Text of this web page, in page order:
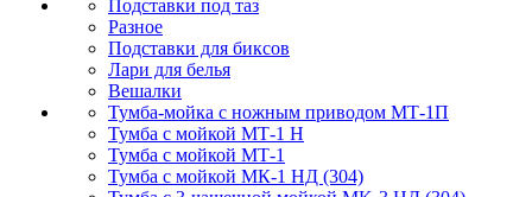
Подставки под таз
Разное
Подставки для биксов
Лари для белья
Вешалки
Тумба-мойка с ножным приводом МТ-1П
Тумба с мойкой МТ-1 Н
Тумба с мойкой МТ-1
Тумба с мойкой МК-1 НД (304)